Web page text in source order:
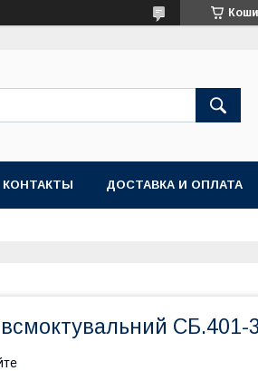
КОНТАКТЫ ДОСТАВКА И ОПЛАТА
СБ.401-